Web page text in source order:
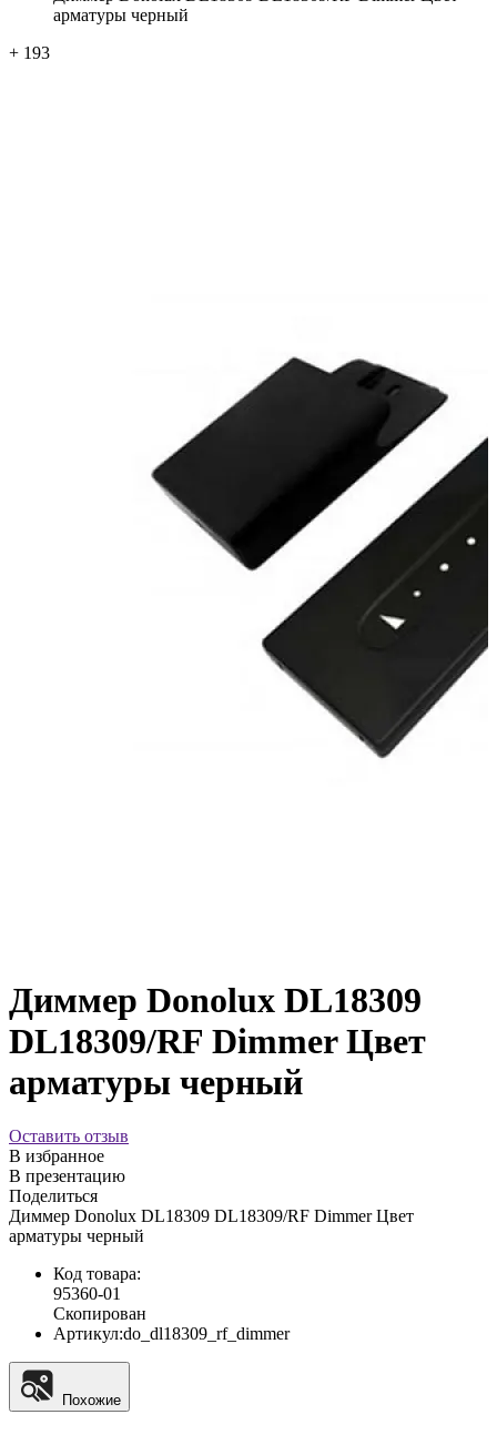
арматуры черный
+ 193
Диммер Donolux DL18309
DL18309/RF Dimmer Цвет
арматуры черный
Оставить отзыв
В избранное
В презентацию
Поделиться
Диммер Donolux DL18309 DL18309/RF Dimmer Цвет
арматуры черный
Код товара:
95360-01
Скопирован
Артикул:do_dl18309_rf_dimmer
Похожие